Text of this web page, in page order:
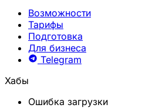
Возможности
Тарифы
Подготовка
Для бизнеса
Telegram
Хабы
Ошибка загрузки